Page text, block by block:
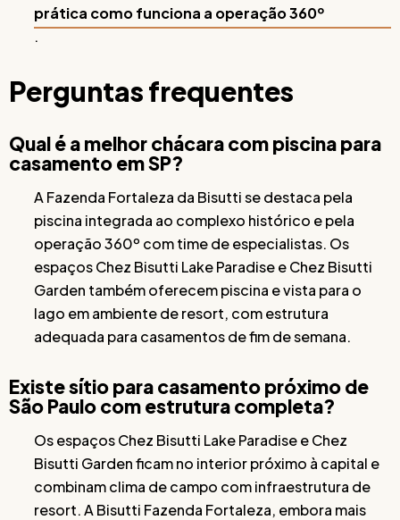
prática como funciona a operação 360º
.
Perguntas frequentes
Qual é a melhor chácara com piscina para
casamento em SP?
A Fazenda Fortaleza da Bisutti se destaca pela
piscina integrada ao complexo histórico e pela
operação 360º com time de especialistas. Os
espaços Chez Bisutti Lake Paradise e Chez Bisutti
Garden também oferecem piscina e vista para o
lago em ambiente de resort, com estrutura
adequada para casamentos de fim de semana.
Existe sítio para casamento próximo de
São Paulo com estrutura completa?
Os espaços Chez Bisutti Lake Paradise e Chez
Bisutti Garden ficam no interior próximo à capital e
combinam clima de campo com infraestrutura de
resort. A Bisutti Fazenda Fortaleza, embora mais